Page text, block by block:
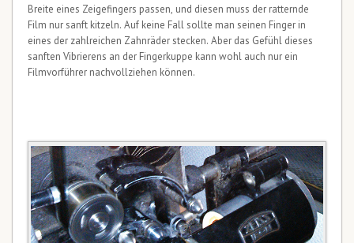
Breite eines Zeigefingers passen, und diesen muss der ratternde
Film nur sanft kitzeln. Auf keine Fall sollte man seinen Finger in
eines der zahlreichen Zahnräder stecken. Aber das Gefühl dieses
sanften Vibrierens an der Fingerkuppe kann wohl auch nur ein
Filmvorführer nachvollziehen können.